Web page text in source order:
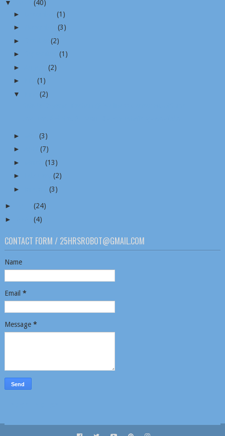
▼
(40)
►
(1)
►
(3)
►
(2)
►
(1)
►
(2)
►
(1)
▼
(2)
►
(3)
►
(7)
►
(13)
►
(2)
►
(3)
►
(24)
►
(4)
CONTACT FORM / 25HRSROBOT@GMAIL.COM
Name
Email *
Message *